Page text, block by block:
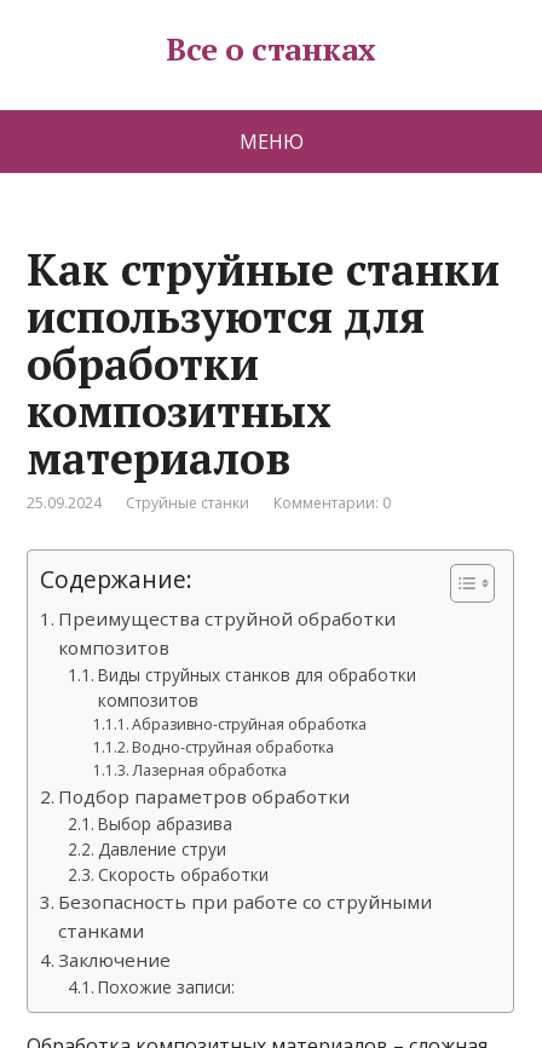
Все о станках
МЕНЮ
Как струйные станки
используются для
обработки
композитных
материалов
25.09.2024 Струйные станки Комментарии: 0
Содержание:
Преимущества струйной обработки
композитов
Виды струйных станков для обработки
композитов
Абразивно-струйная обработка
Водно-струйная обработка
Лазерная обработка
Подбор параметров обработки
Выбор абразива
Давление струи
Скорость обработки
Безопасность при работе со струйными
станками
Заключение
Похожие записи: